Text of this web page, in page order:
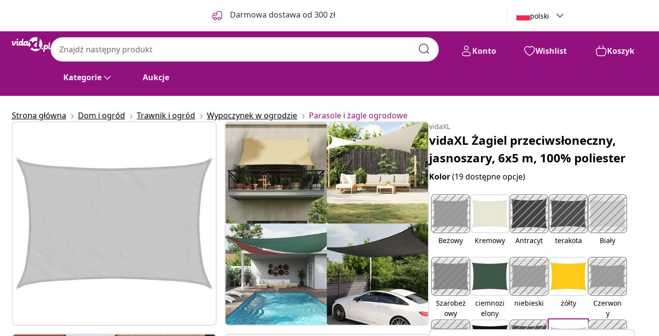
Darmowa dostawa od 300 zł polski
Kategorie Aukcje
Konto Wishlist Koszyk
Strona główna Dom i ogród Trawnik i ogród Wypoczynek w ogrodzie Parasole i żagle ogrodowe
vidaXL
vidaXL Żagiel przeciwsłoneczny,
jasnoszary, 6x5 m, 100% poliester
Kolor(19 dostępne opcje)
Beżowy Kremowy Antracyt terakota Biały
Szarobeż
owy
ciemnozi
elony
niebieski żółty
Czerwon
y